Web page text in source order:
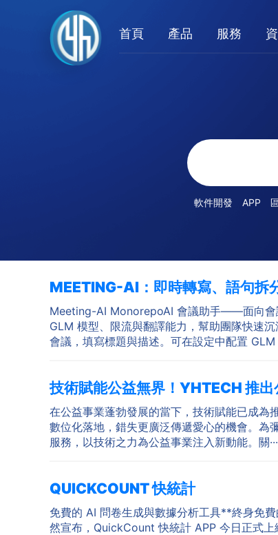
首頁 產品 服務
軟件開發 APP
MEETING-AI：即時轉寫、語句拆
Meeting-AI MonorepoAI 會議助手——面向會
GLM 模型、限流與翻譯能力，幫助團隊快速
會議，填寫標題與描述。可在設定中配置 GLM
技術賦能公益無界！YHTECH 推
在公益事業蓬勃發展的當下，技術賦能已成為
數位化落地，錯失更廣泛傳遞愛心的機會。
服務，以技術之力為公益事業注入新動能。關···
QUICKCOUNT 快統計
免費的 AI 問卷生成與數據分析工具**終身免
然宣布，QuickCount 快統計 APP 今日正式